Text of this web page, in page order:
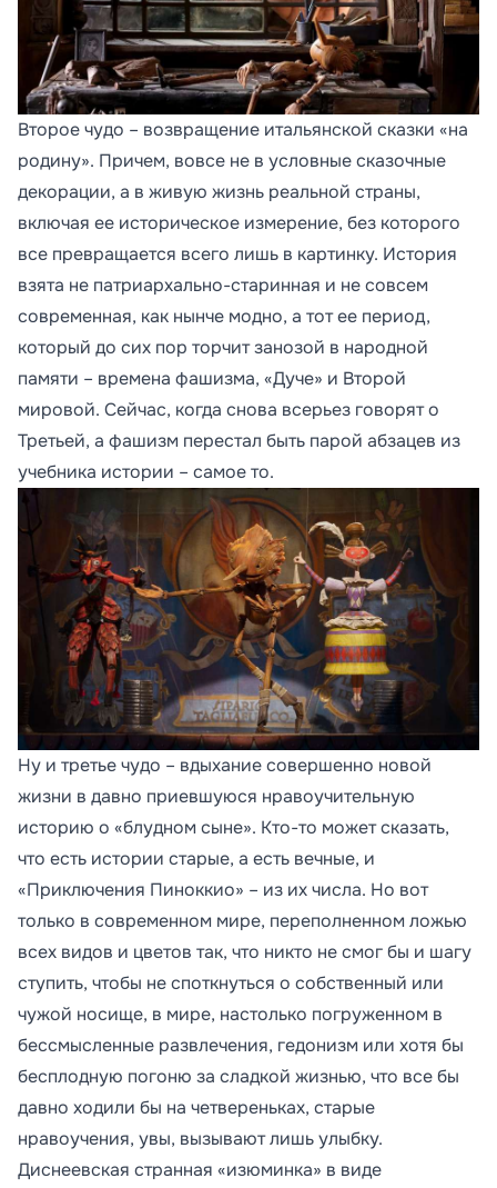
Второе чудо – возвращение итальянской сказки «на
родину». Причем, вовсе не в условные сказочные
декорации, а в живую жизнь реальной страны,
включая ее историческое измерение, без которого
все превращается всего лишь в картинку. История
взята не патриархально-старинная и не совсем
современная, как нынче модно, а тот ее период,
который до сих пор торчит занозой в народной
памяти – времена фашизма, «Дуче» и Второй
мировой. Сейчас, когда снова всерьез говорят о
Третьей, а фашизм перестал быть парой абзацев из
учебника истории – самое то.
Ну и третье чудо – вдыхание совершенно новой
жизни в давно приевшуюся нравоучительную
историю о «блудном сыне». Кто-то может сказать,
что есть истории старые, а есть вечные, и
«Приключения Пиноккио» – из их числа. Но вот
только в современном мире, переполненном ложью
всех видов и цветов так, что никто не смог бы и шагу
ступить, чтобы не споткнуться о собственный или
чужой носище, в мире, настолько погруженном в
бессмысленные развлечения, гедонизм или хотя бы
бесплодную погоню за сладкой жизнью, что все бы
давно ходили бы на четвереньках, старые
нравоучения, увы, вызывают лишь улыбку.
Диснеевская странная «изюминка» в виде